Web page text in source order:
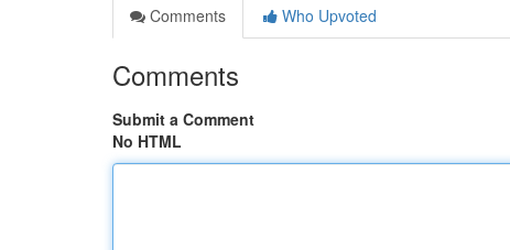
Comments
Who Upvoted
Comments
Submit a Comment
No HTML